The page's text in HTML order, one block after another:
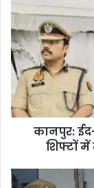
कानपुर:
शिफ्टों